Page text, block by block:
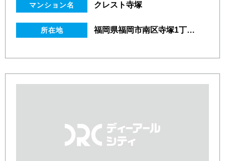
マンション名 クレスト寺塚
所在地 福岡県福岡市南区寺塚1丁目18番17号